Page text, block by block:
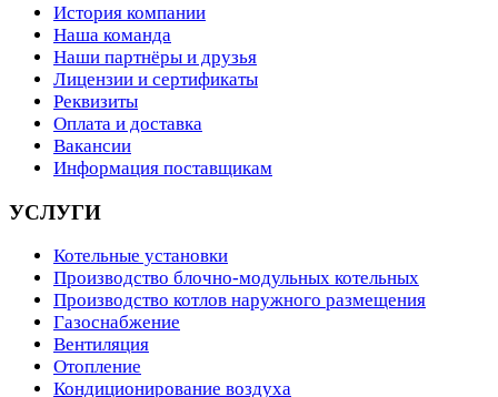
История компании
Наша команда
Наши партнёры и друзья
Лицензии и сертификаты
Реквизиты
Оплата и доставка
Вакансии
Информация поставщикам
УСЛУГИ
Котельные установки
Производство блочно-модульных котельных
Производство котлов наружного размещения
Газоснабжение
Вентиляция
Отопление
Кондиционирование воздуха